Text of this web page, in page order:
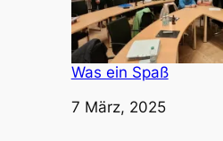
Was ein Spaß
Datum
7 März, 2025